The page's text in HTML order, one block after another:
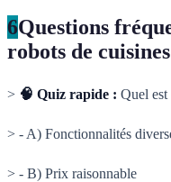
6Questions
robots de cuisines
> 🧠 Quiz rapide : Quel
> - A) Fonctionnalités
> - B) Prix raisonnable